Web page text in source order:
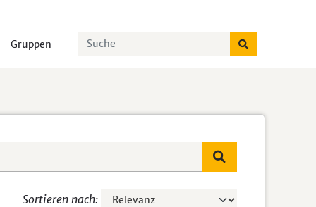
Gruppen
Sortieren nach